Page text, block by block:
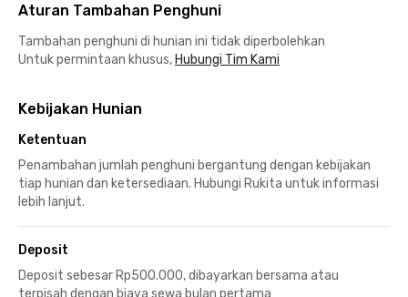
Aturan Tambahan Penghuni
Tambahan penghuni di hunian ini tidak diperbolehkan
Untuk permintaan khusus, Hubungi Tim Kami
Kebijakan Hunian
Ketentuan
Penambahan jumlah penghuni bergantung dengan kebijakan
tiap hunian dan ketersediaan. Hubungi Rukita untuk informasi
lebih lanjut.
Deposit
Deposit sebesar Rp500.000, dibayarkan bersama atau
terpisah dengan biaya sewa bulan pertama